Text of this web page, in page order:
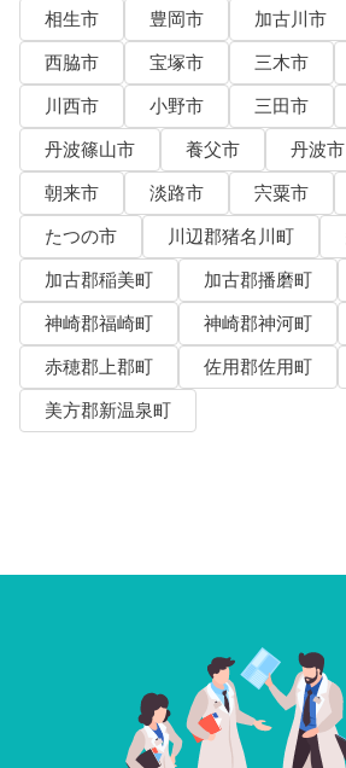
相生市
豊岡市 加古川市
西脇市
宝塚市 三木市
川西市
小野市 三田市
丹波篠山市
養父市 丹波市
朝来市
淡路市 宍粟市
たつの市
川辺郡猪名川町
加古郡稲美町
加古郡播磨町
神崎郡福崎町
神崎郡神河町
赤穂郡上郡町
佐用郡佐用町
美方郡新温泉町